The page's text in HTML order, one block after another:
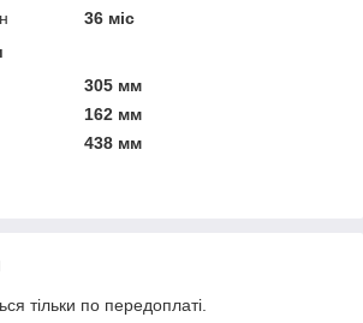
36 міс
305 мм
162 мм
438 мм
тільки по передоплаті.